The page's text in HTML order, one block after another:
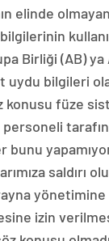
elinde
Birliği (AB)
uydu bilgileri
füze
bunu
saldırı
yönetimine
izin